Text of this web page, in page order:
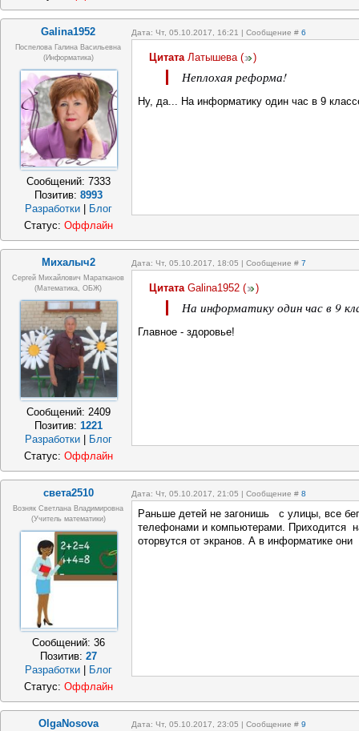
Galina1952 Дата: Чт, 05.10.2017, 16:21 | Сообщение # 6
Поспелова Галина Васильевна
(информатика)
Сообщений: 7333
Позитив: 8993
Разработки
Блог
Цитата Латышева( )
Неплохая реформа!
Ну, да... На информатику один час в 9
Статус: Оффлайн
Михалыч2 Дата: Чт, 05.10.2017, 18:05 | Сообщение # 7
Сергей Михайлович Маратканов
(математика, ОБЖ)
Сообщений: 2409
Позитив: 1221
Разработки
Блог
Цитата Galina1952 ( )
На информатику один час в 9
Главное - здоровье!
Статус: Оффлайн
света2510 Дата: Чт, 05.10.2017, 21:05 | Сообщение # 8
Возняк Светлана Владимировна
(учитель математики)
Сообщений: 36
Позитив: 27
Разработки
Блог
Раньше детей не загонишь с улицы, все
телефонами и компьютерами. Приходится
оторвутся от экранов. А в информатике
Статус: Оффлайн
OlgaNosova Дата: Чт, 05.10.2017, 23:05 | Сообщение # 9